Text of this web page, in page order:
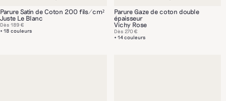
Parure Satin de Coton 200 fils/cm²
Juste Le Blanc
+ 18 couleurs
Dès 189 €
Parure Gaze de coton double
épaisseur
Vichy Rose
+ 14 couleurs
Dès 270 €